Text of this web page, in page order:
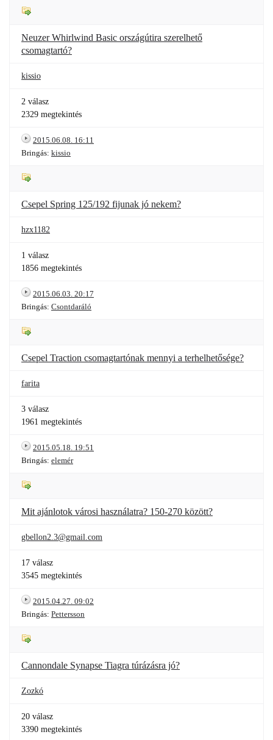
Neuzer Whirlwind Basic országútira szerelhető
csomagtartó?
kissio
2 válasz
2329 megtekintés
2015.06.08. 16:11
Bringás: kissio
Csepel Spring 125/192 fijunak jó nekem?
hzx1182
1 válasz
1856 megtekintés
2015.06.03. 20:17
Bringás: Csontdaráló
Csepel Traction csomagtartónak mennyi a terhelhetősége?
farita
3 válasz
1961 megtekintés
2015.05.18. 19:51
Bringás: elemér
Mit ajánlotok városi használatra? 150-270 között?
gbellon2.3@gmail.com
17 válasz
3545 megtekintés
2015.04.27. 09:02
Bringás: Pettersson
Cannondale Synapse Tiagra túrázásra jó?
Zozkó
20 válasz
3390 megtekintés